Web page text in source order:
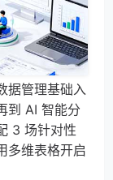
据管理基础入
到 AI 智能分
3 场针对性
多维表格开启